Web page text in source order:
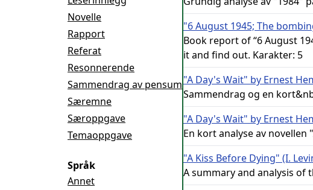
Novelle
Rapport
Referat
Resonnerende
Sammendrag av pensum
Særemne
Særoppgave
Temaoppgave
Språk
Annet
"6 August 1945; The
Book report of “6 August
it and find out. Karakter: 5
"A Day's Wait" by Ernest
Sammendrag og en
"A Day's Wait" by Ernest
En kort analyse av novellen
"A Kiss Before Dying" (I.
A summary and analysis of